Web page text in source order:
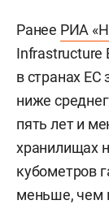
Ранее РИА
Infrastructure
в странах ЕС
ниже
пять лет и
хранилищах
кубометров
меньше, чем